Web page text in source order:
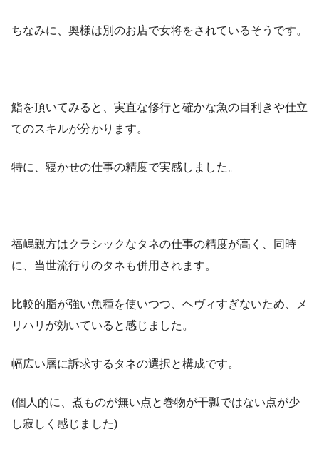
ちなみに、奥様は別のお店で女将をされているそうです。
鮨を頂いてみると、実直な修行と確かな魚の目利きや仕立
てのスキルが分かります。
特に、寝かせの仕事の精度で実感しました。
福嶋親方はクラシックなタネの仕事の精度が高く、同時
に、当世流行りのタネも併用されます。
比較的脂が強い魚種を使いつつ、ヘヴィすぎないため、メ
リハリが効いていると感じました。
幅広い層に訴求するタネの選択と構成です。
(個人的に、煮ものが無い点と巻物が干瓢ではない点が少
し寂しく感じました)